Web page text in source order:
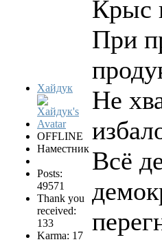
Хайдук
OFFLINE
Наместник
Posts:
49571
Thank you
received:
133
Karma: 17
Крыс
При
Не
Всё